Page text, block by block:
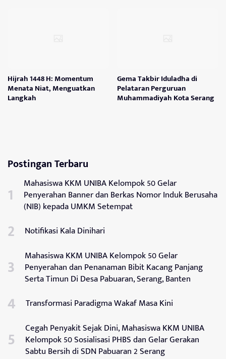
Hijrah 1448 H: Momentum
Menata Niat, Menguatkan
Langkah
Gema Takbir Iduladha di
Pelataran Perguruan
Muhammadiyah Kota Serang
Postingan Terbaru
Mahasiswa KKM UNIBA Kelompok 50 Gelar
Penyerahan Banner dan Berkas Nomor Induk Berusaha
(NIB) kepada UMKM Setempat
Notifikasi Kala Dinihari
Mahasiswa KKM UNIBA Kelompok 50 Gelar
Penyerahan dan Penanaman Bibit Kacang Panjang
Serta Timun Di Desa Pabuaran, Serang, Banten
Transformasi Paradigma Wakaf Masa Kini
Cegah Penyakit Sejak Dini, Mahasiswa KKM UNIBA
Kelompok 50 Sosialisasi PHBS dan Gelar Gerakan
Sabtu Bersih di SDN Pabuaran 2 Serang